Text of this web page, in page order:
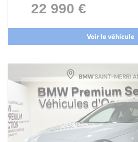
22 990 €
Voir le véhicule